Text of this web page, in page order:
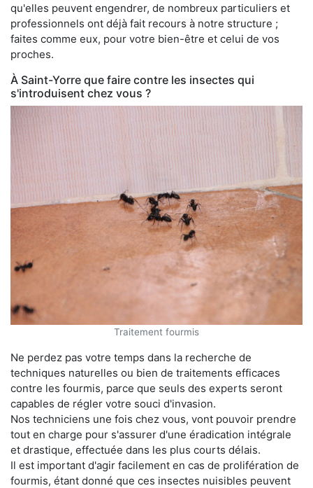
qu'elles peuvent engendrer, de nombreux particuliers et
professionnels ont déjà fait recours à notre structure ;
faites comme eux, pour votre bien-être et celui de vos
proches.
À Saint-Yorre que faire contre les insectes qui
s'introduisent chez vous ?
Traitement fourmis
Ne perdez pas votre temps dans la recherche de
techniques naturelles ou bien de traitements efficaces
contre les fourmis, parce que seuls des experts seront
capables de régler votre souci d'invasion.
Nos techniciens une fois chez vous, vont pouvoir prendre
tout en charge pour s'assurer d'une éradication intégrale
et drastique, effectuée dans les plus courts délais.
Il est important d'agir facilement en cas de prolifération de
fourmis, étant donné que ces insectes nuisibles peuvent